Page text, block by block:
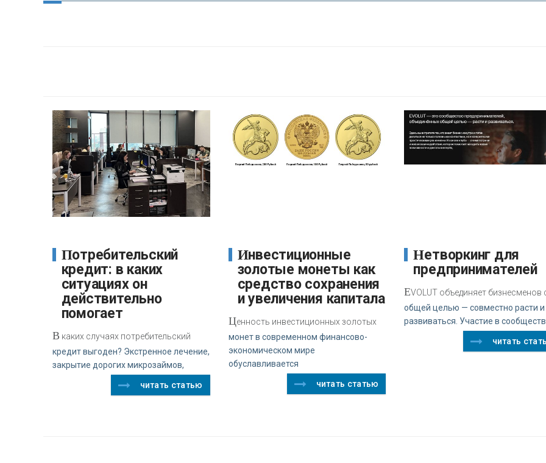
Потребительский
кредит: в каких
ситуациях он
действительно
помогает
В каких случаях потребительский
кредит выгоден? Экстренное лечение,
закрытие дорогих микрозаймов,
читать статью
Инвестиционные
золотые монеты как
средство сохранения
и увеличения капитала
Ценность инвестиционных золотых
монет в современном финансово-
экономическом мире
обуславливается
читать статью
Нетворкинг для
предпринимателей
EVOLUT объединяет бизнесменов
общей целью — совместно расти и
развиваться. Участие в
читать